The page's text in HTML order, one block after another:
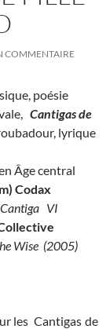
COMMENTAIRE
poésie
Cantigas de
lyrique
Âge central
Codax
Cantiga VI
Wise (2005)
les Cantigas de